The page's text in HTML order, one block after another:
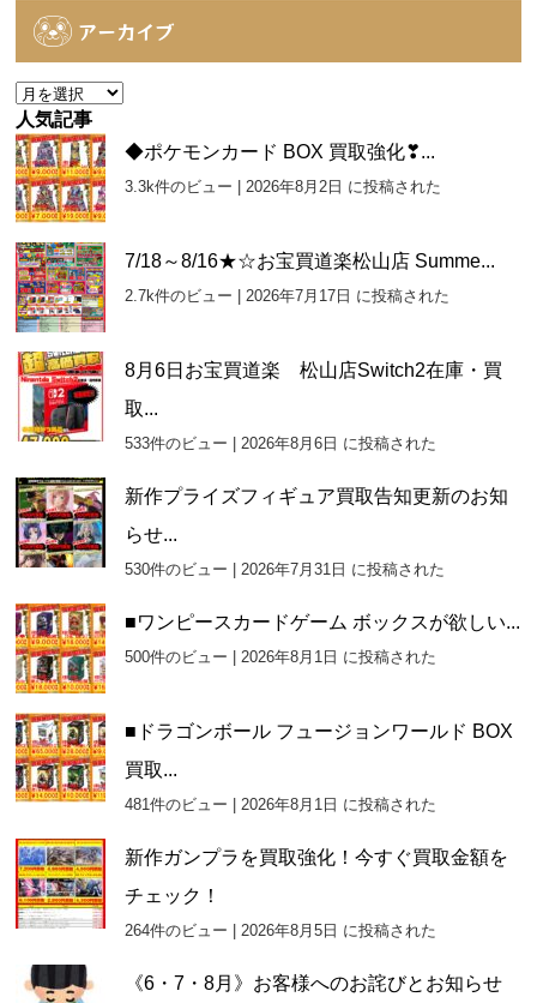
アーカイブ
ア
ー
カ
イ
ブ
人気記事
◆ポケモンカード BOX 買取強化❣...
3.3k件のビュー |2026年8月2日 に投稿された
7/18～8/16★☆お宝買道楽松山店 Summe...
2.7k件のビュー |2026年7月17日 に投稿された
8月6日お宝買道楽 松山店Switch2在庫・買
取...
533件のビュー |2026年8月6日 に投稿された
新作プライズフィギュア買取告知更新のお知
らせ...
530件のビュー |2026年7月31日 に投稿された
■ワンピースカードゲーム ボックスが欲しい...
500件のビュー |2026年8月1日 に投稿された
■ドラゴンボール フュージョンワールド BOX
買取...
481件のビュー |2026年8月1日 に投稿された
新作ガンプラを買取強化！今すぐ買取金額を
チェック！
264件のビュー |2026年8月5日 に投稿された
《6・7・8月》お客様へのお詫びとお知らせ